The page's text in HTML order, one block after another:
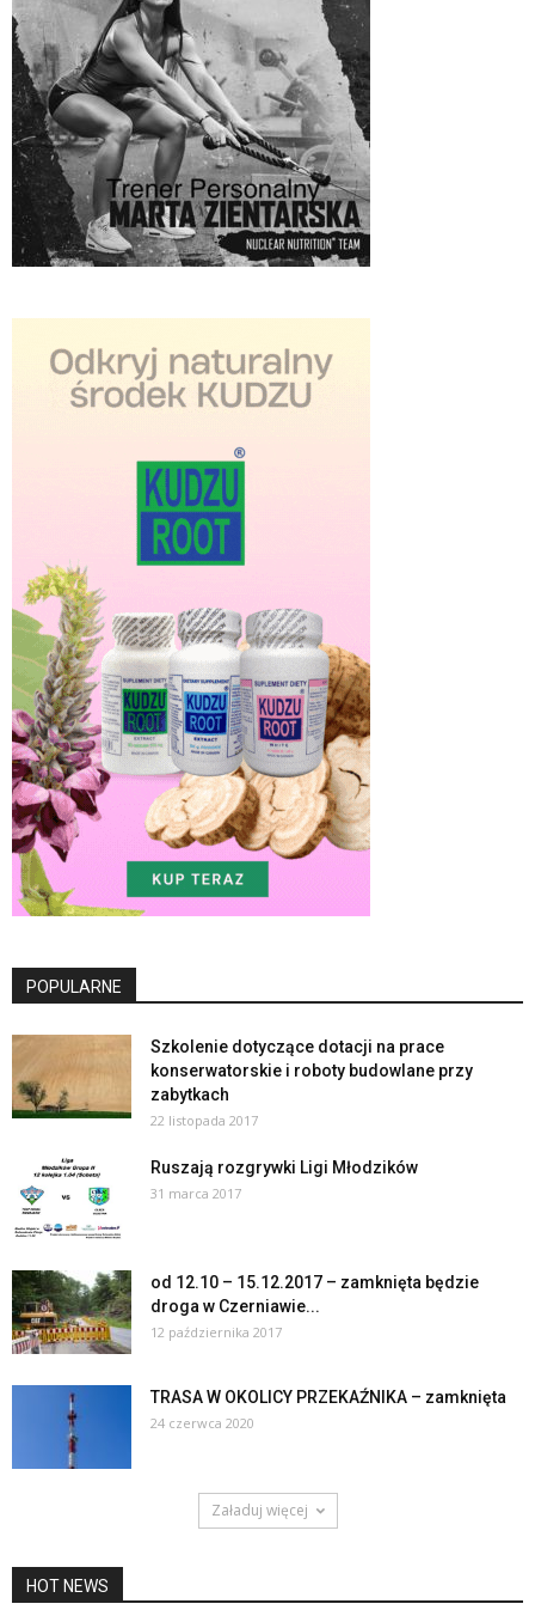
POPULARNE
Szkolenie dotyczące dotacji na prace
konserwatorskie i roboty budowlane przy
zabytkach
22 listopada 2017
Ruszają rozgrywki Ligi Młodzików
31 marca 2017
od 12.10 – 15.12.2017 – zamknięta będzie
droga w Czerniawie...
12 października 2017
TRASA W OKOLICY PRZEKAŹNIKA – zamknięta
24 czerwca 2020
Załaduj więcej
HOT NEWS